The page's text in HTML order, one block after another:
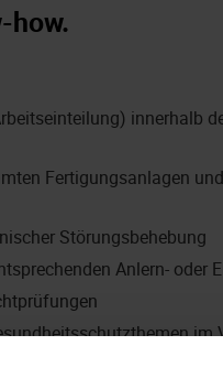
how.
innerhalb
Fertigungsanlagen
Störungsbehebung
Anlern- oder
im